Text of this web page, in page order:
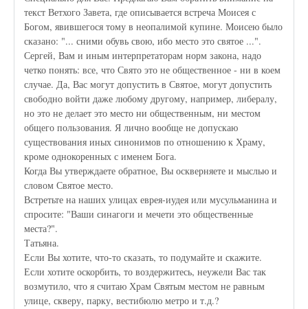
текст Ветхого Завета, где описывается встреча Моисея с
Богом, явившегося тому в неопалимой купине. Моисею было
сказано: "... сними обувь свою, ибо место это святое ...".
Сергей, Вам и иным интерпретаторам норм закона, надо
четко понять: все, что Свято это не общественное - ни в коем
случае. Да, Вас могут допустить в Святое, могут допустить
свободно войти даже любому другому, например, либералу,
но это не делает это место ни общественным, ни местом
общего пользования. Я лично вообще не допускаю
существования иных синонимов по отношению к Храму,
кроме однокоренных с именем Бога.
Когда Вы утверждаете обратное, Вы оскверняете и мыслью и
словом Святое место.
Встретьте на наших улицах еврея-иудея или мусульманина и
спросите: "Ваши синагоги и мечети это общественные
места?".
Татьяна.
Если Вы хотите, что-то сказать, то подумайте и скажите.
Если хотите оскорбить, то воздержитесь, неужели Вас так
возмутило, что я считаю Храм Святым местом не равным
улице, скверу, парку, вестибюлю метро и т.д.?